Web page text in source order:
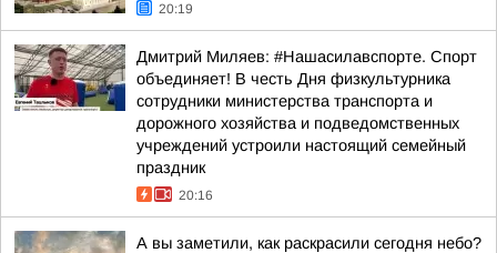
20:19
Дмитрий Миляев: #Нашасилавспорте. Спорт
объединяет! В честь Дня физкультурника
сотрудники министерства транспорта и
дорожного хозяйства и подведомственных
учреждений устроили настоящий семейный
праздник
20:16
А вы заметили, как раскрасили сегодня небо?